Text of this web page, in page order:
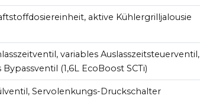
aktive Kühlergrilljalousie
variables Auslasszeitsteuerventil,
(1,6L EcoBoost SCTi)
Servolenkungs-Druckschalter